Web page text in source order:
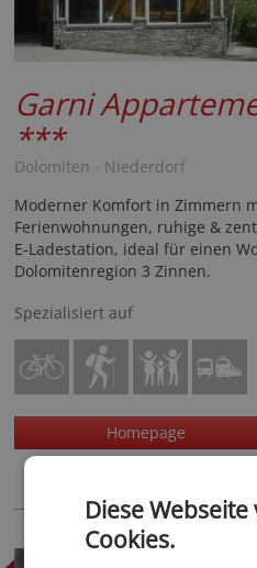
Garni
***
Dolomiten - Niederdorf
Moderner Komfort in Zimmern
Ferienwohnungen, ruhige &
E-Ladestation, ideal für einen
Dolomitenregion 3 Zinnen.
Spezialisiert auf
Homepage
Diese
Cookies.